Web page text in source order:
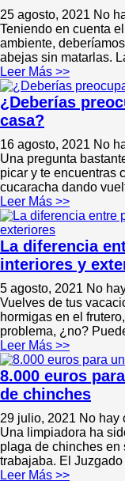
25 agosto, 2021 No
Teniendo en cuenta
ambiente,
abejas sin matarlas.
Leer Más >>
¿Deberías
casa?
16 agosto, 2021 No
Una pregunta
picar y te encuentras
cucaracha dando
Leer Más >>
La diferencia
interiores y
5 agosto, 2021 No
Vuelves de tus
hormigas en el
problema, ¿no?
Leer Más >>
8.000 euros
de chinches
29 julio, 2021 No hay
Una limpiadora ha
plaga de chinches en
trabajaba. El Juzgado
Leer Más >>